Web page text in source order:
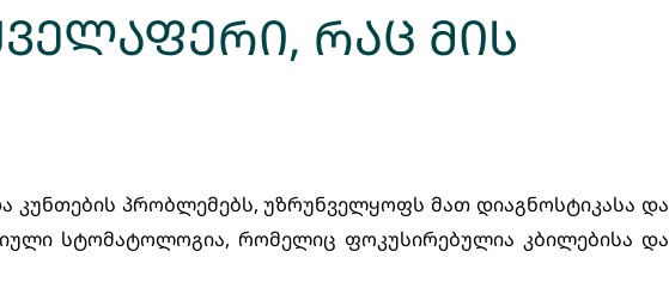
რაც მის
პრობლემებს, უზრუნველყოფს მათ დიაგნოსტიკასა და
სტომატოლოგია, რომელიც ფოკუსირებულია კბილებისა და